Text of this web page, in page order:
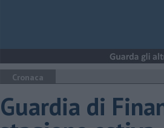
Cronaca
Guardia di